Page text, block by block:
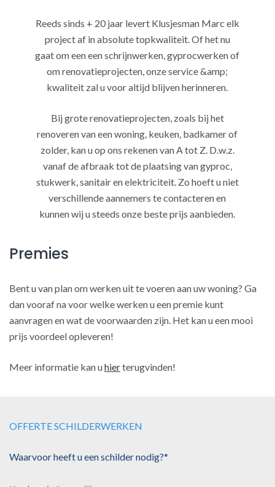
Reeds sinds + 20 jaar levert Klusjesman Marc elk
project af in absolute topkwaliteit. Of het nu
gaat om een een schrijnwerken, gyprocwerken of
om renovatieprojecten, onze service &amp;
kwaliteit zal u voor altijd blijven herinneren.
Bij grote renovatieprojecten, zoals bij het
renoveren van een woning, keuken, badkamer of
zolder, kan u op ons rekenen van A tot Z. D.w.z.
vanaf de afbraak tot de plaatsing van gyproc,
stukwerk, sanitair en elektriciteit. Zo hoeft u niet
verschillende aannemers te contacteren en
kunnen wij u steeds onze beste prijs aanbieden.
Premies
Bent u van plan om werken uit te voeren aan uw woning? Ga
dan vooraf na voor welke werken u een premie kunt
aanvragen en wat de voorwaarden zijn. Het kan u een mooi
prijs voordeel opleveren!
Meer informatie kan uhierterugvinden!
OFFERTE SCHILDERWERKEN
Waarvoor heeft u een schilder nodig?*